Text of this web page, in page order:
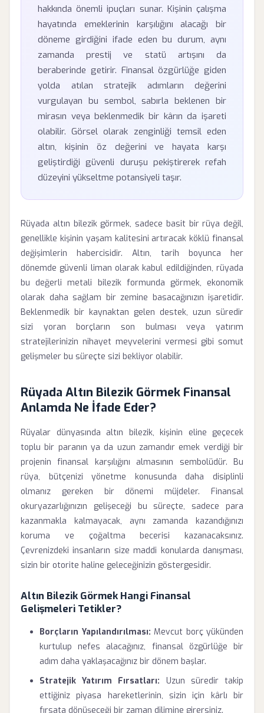
hakkında önemli ipuçları sunar. Kişinin çalışma
hayatında emeklerinin karşılığını alacağı bir
döneme girdiğini ifade eden bu durum, aynı
zamanda prestij ve statü artışını da
beraberinde getirir. Finansal özgürlüğe giden
yolda atılan stratejik adımların değerini
vurgulayan bu sembol, sabırla beklenen bir
mirasın veya beklenmedik bir kârın da işareti
olabilir. Görsel olarak zenginliği temsil eden
altın, kişinin öz değerini ve hayata karşı
geliştirdiği güvenli duruşu pekiştirerek refah
düzeyini yükseltme potansiyeli taşır.
Rüyada altın bilezik görmek, sadece basit bir rüya değil,
genellikle kişinin yaşam kalitesini artıracak köklü finansal
değişimlerin habercisidir. Altın, tarih boyunca her
dönemde güvenli liman olarak kabul edildiğinden, rüyada
bu değerli metali bilezik formunda görmek, ekonomik
olarak daha sağlam bir zemine basacağınızın işaretidir.
Beklenmedik bir kaynaktan gelen destek, uzun süredir
sizi yoran borçların son bulması veya yatırım
stratejilerinizin nihayet meyvelerini vermesi gibi somut
gelişmeler bu süreçte sizi bekliyor olabilir.
Rüyada Altın Bilezik Görmek Finansal
Anlamda Ne İfade Eder?
Rüyalar dünyasında altın bilezik, kişinin eline geçecek
toplu bir paranın ya da uzun zamandır emek verdiği bir
projenin finansal karşılığını almasının sembolüdür. Bu
rüya, bütçenizi yönetme konusunda daha disiplinli
olmanız gereken bir dönemi müjdeler. Finansal
okuryazarlığınızın gelişeceği bu süreçte, sadece para
kazanmakla kalmayacak, aynı zamanda kazandığınızı
koruma ve çoğaltma becerisi kazanacaksınız.
Çevrenizdeki insanların size maddi konularda danışması,
sizin bir otorite haline geleceğinizin göstergesidir.
Altın Bilezik Görmek Hangi Finansal
Gelişmeleri Tetikler?
Borçların Yapılandırılması: Mevcut borç yükünden
kurtulup nefes alacağınız, finansal özgürlüğe bir
adım daha yaklaşacağınız bir dönem başlar.
Stratejik Yatırım Fırsatları: Uzun süredir takip
ettiğiniz piyasa hareketlerinin, sizin için kârlı bir
fırsata dönüşeceği bir zaman dilimine girersiniz.